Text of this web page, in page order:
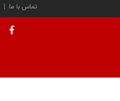
| تماس با ما